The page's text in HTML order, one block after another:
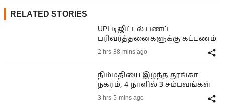
RELATED STORIES
UPI டிஜிட்டல் பணப்
பரிவர்த்தனைகளுக்கு கட்டணம்
2 hrs 38 mins ago
நிம்மதியை இழந்த தூங்கா
நகரம், 4 நாளில் 3 சம்பவங்கள்
3 hrs 5 mins ago